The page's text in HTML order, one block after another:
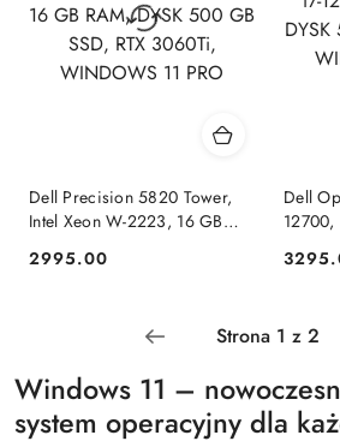
Dell Precision 5820 Tower,
Intel Xeon W-2223, 16 GB
RTX 3060Ti, WINDOWS 11
Cena:
2995.00
Dell
12700,
Cena:
Windows 11 –
system operacyjny dla